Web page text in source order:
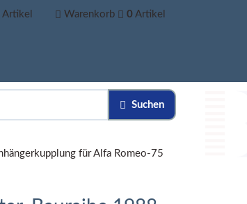
Artikel Warenkorb 0 Artikel
Suchen
für Alfa Romeo-75